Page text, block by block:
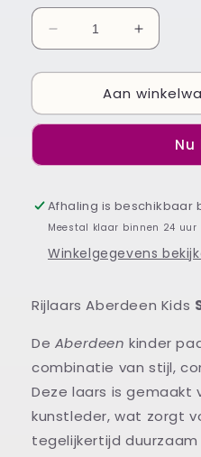
Aantal
verlagen
voor
Rijlaars
Aberdeen
standaard/brede
Aantal
verhogen
voor
Rijlaars
lengte
Aan
Nu
Afhaling is beschikbaar
Meestal klaar binnen 24 uur
Winkelgegevens
Rijlaars Aberdeen Kids
De Aberdeen kinder
combinatie van stijl,
Deze laars is gemaakt
kunstleder, wat zorgt
tegelijkertijd